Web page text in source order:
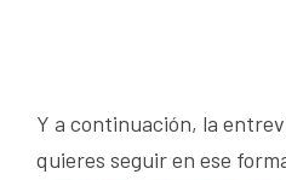
Y a continuación, la
quieres seguir en ese